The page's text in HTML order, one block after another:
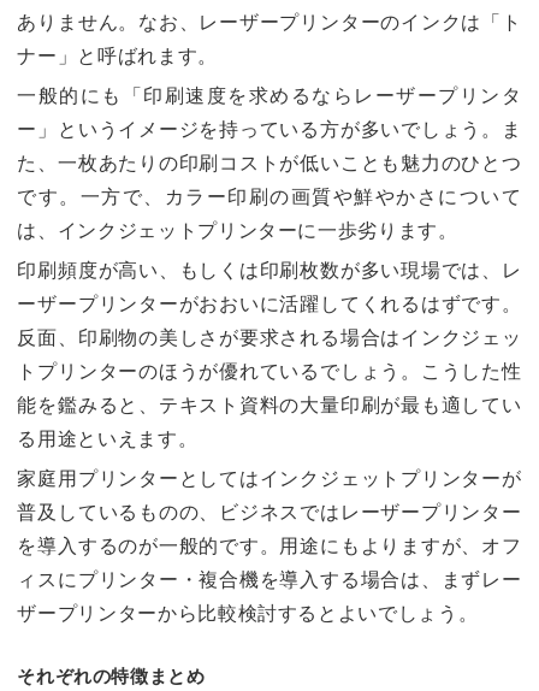
ありません。なお、レーザープリンターのインクは「ト
ナー」と呼ばれます。
一般的にも「印刷速度を求めるならレーザープリンタ
ー」というイメージを持っている方が多いでしょう。ま
た、一枚あたりの印刷コストが低いことも魅力のひとつ
です。一方で、カラー印刷の画質や鮮やかさについて
は、インクジェットプリンターに一歩劣ります。
印刷頻度が高い、もしくは印刷枚数が多い現場では、レ
ーザープリンターがおおいに活躍してくれるはずです。
反面、印刷物の美しさが要求される場合はインクジェッ
トプリンターのほうが優れているでしょう。こうした性
能を鑑みると、テキスト資料の大量印刷が最も適してい
る用途といえます。
家庭用プリンターとしてはインクジェットプリンターが
普及しているものの、ビジネスではレーザープリンター
を導入するのが一般的です。用途にもよりますが、オフ
ィスにプリンター・複合機を導入する場合は、まずレー
ザープリンターから比較検討するとよいでしょう。
それぞれの特徴まとめ